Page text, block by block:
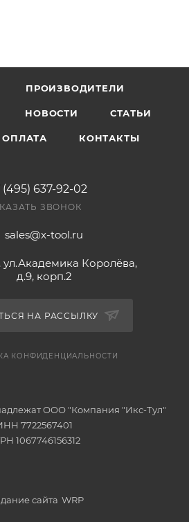
ПРОИЗВОДИТЕЛИ
НОВОСТИ СТАТЬИ
КОНТАКТЫ
(495) 637-92-02
ЗВОНОК
sales@x-tool.ru
ул.Академика Королёва,
д.9, корп.2
НА РАССЫЛКУ
КОНФИДЕНЦИАЛЬНОСТИ
ООО "Компания "Икс-Тул"
7722567401
1067746156312
сайта WRP